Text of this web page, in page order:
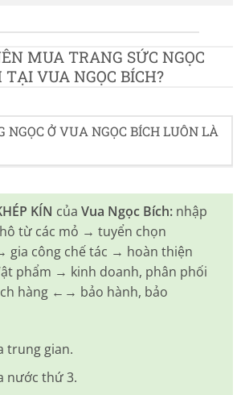
MUA TRANG SỨC NGỌC
TẠI VUA NGỌC BÍCH?
NGỌC Ở VUA NGỌC BÍCH LUÔN LÀ
KÍN của Vua Ngọc Bích: nhập
từ các mỏ → tuyển chọn
gia công chế tác → hoàn thiện
phẩm → kinh doanh, phân phối
hàng ←→ bảo hành, bảo
trung gian.
nước thứ 3.